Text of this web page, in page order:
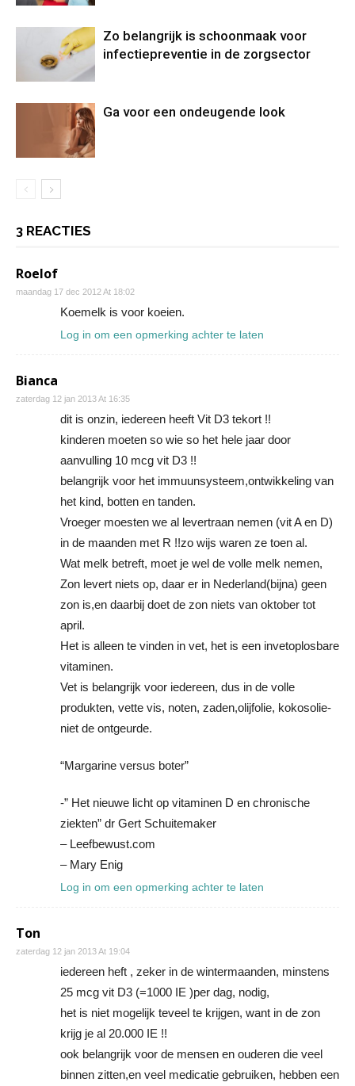
Zo belangrijk is schoonmaak voor
infectiepreventie in de zorgsector
Ga voor een ondeugende look
3 REACTIES
Roelof
maandag 17 dec 2012 At 18:02
Koemelk is voor koeien.
Log in om een opmerking achter te laten
Bianca
zaterdag 12 jan 2013 At 16:35
dit is onzin, iedereen heeft Vit D3 tekort !!
kinderen moeten so wie so het hele jaar door
aanvulling 10 mcg vit D3 !!
belangrijk voor het immuunsysteem,ontwikkeling van
het kind, botten en tanden.
Vroeger moesten we al levertraan nemen (vit A en D)
in de maanden met R !!zo wijs waren ze toen al.
Wat melk betreft, moet je wel de volle melk nemen,
Zon levert niets op, daar er in Nederland(bijna) geen
zon is,en daarbij doet de zon niets van oktober tot
april.
Het is alleen te vinden in vet, het is een invetoplosbare
vitaminen.
Vet is belangrijk voor iedereen, dus in de volle
produkten, vette vis, noten, zaden,olijfolie, kokosolie-
niet de ontgeurde.
“Margarine versus boter”
-” Het nieuwe licht op vitaminen D en chronische
ziekten” dr Gert Schuitemaker
– Leefbewust.com
– Mary Enig
Log in om een opmerking achter te laten
Ton
zaterdag 12 jan 2013 At 19:04
iedereen heft , zeker in de wintermaanden, minstens
25 mcg vit D3 (=1000 IE )per dag, nodig,
het is niet mogelijk teveel te krijgen, want in de zon
krijg je al 20.000 IE !!
ook belangrijk voor de mensen en ouderen die veel
binnen zitten,en veel medicatie gebruiken, hebben een